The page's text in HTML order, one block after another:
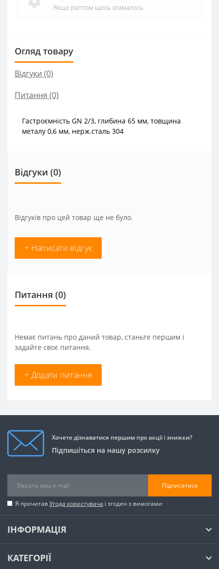
Якщо раптом щось зламалось
Огляд товару
Відгуки (0)
Питання (0)
Гастроємність GN 2/3, глибина 65 мм, товщина
металу 0,6 мм, нерж.сталь 304
Відгуки (0)
Відгуків про цей товар ще не було.
+ Написати відгук
Питання (0)
Немає питань про даний товар, станьте першим і
задайте своє питання.
+ Додати питання
Хочете дізнаватися першим про акції і знижки?
Підпишіться на нашу розсилку
Підписатися
Я прочитавУгода користувача і згоден з вимогами
ІНФОРМАЦІЯ
КАТЕГОРІЇ